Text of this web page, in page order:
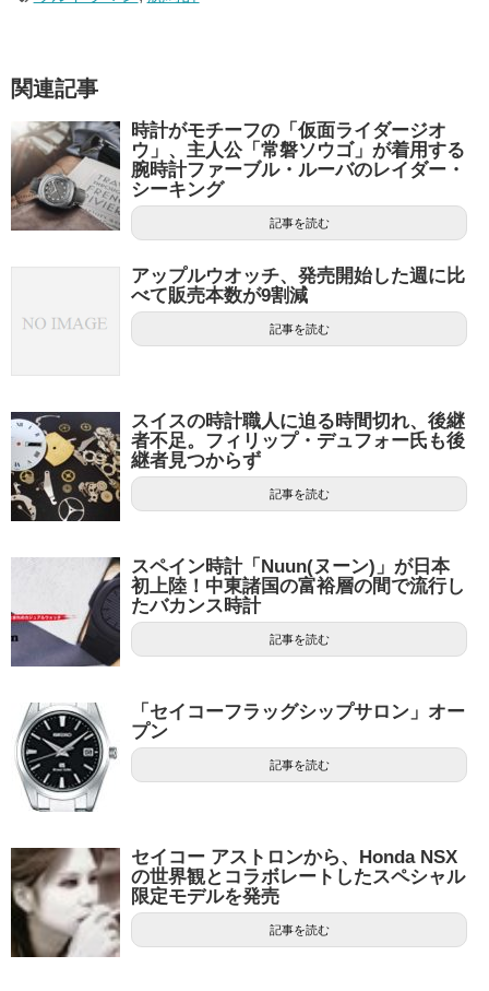
関連記事
時計がモチーフの「仮面ライダージオ
ウ」、主人公「常磐ソウゴ」が着用する
腕時計ファーブル・ルーバのレイダー・
シーキング
記事を読む
アップルウオッチ、発売開始した週に比
べて販売本数が9割減
記事を読む
スイスの時計職人に迫る時間切れ、後継
者不足。フィリップ・デュフォー氏も後
継者見つからず
記事を読む
スペイン時計「Nuun(ヌーン)」が日本
初上陸！中東諸国の富裕層の間で流行し
たバカンス時計
記事を読む
「セイコーフラッグシップサロン」オー
プン
記事を読む
セイコー アストロンから、Honda NSX
の世界観とコラボレートしたスペシャル
限定モデルを発売
記事を読む